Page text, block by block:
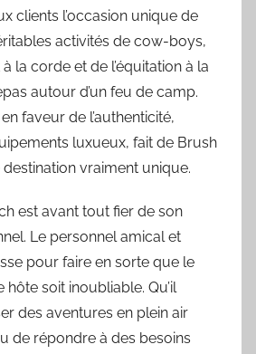
clients l’occasion unique de
activités de cow-boys,
la corde et de l’équitation à la
autour d’un feu de camp.
faveur de l’authenticité,
luxueux, fait de Brush
destination vraiment unique.
est avant tout fier de son
Le personnel amical et
pour faire en sorte que le
soit inoubliable. Qu’il
des aventures en plein air
de répondre à des besoins